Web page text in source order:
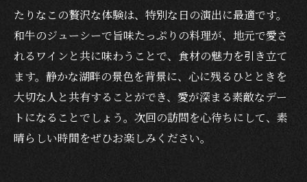
特別なデートを演出する和牛とワインの魅
力
河口湖で味わう感動的な和牛料理
デートを彩る和牛とワインの物語
一皿に込められた和牛とワインの贅沢
河口湖で出会う一生の思い出の一皿
たりなこの贅沢な体験は、特別な日の演出に最適です。
和牛のジューシーで旨味たっぷりの料理が、地元で愛さ
れるワインと共に味わうことで、食材の魅力を引き立て
ます。静かな湖畔の景色を背景に、心に残るひとときを
大切な人と共有することができ、愛が深まる素敵なデー
トになることでしょう。次回の訪問を心待ちにして、素
晴らしい時間をぜひお楽しみください。